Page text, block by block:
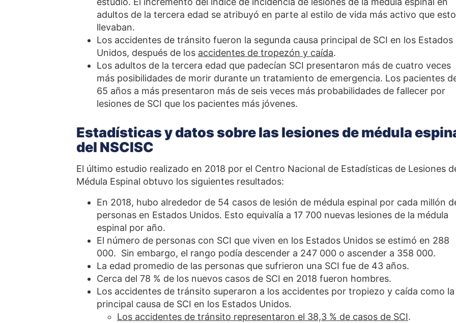
adultos de la tercera edad se atribuyó en parte al estilo de vida más activo que
llevaban.
Los accidentes de tránsito fueron la segunda causa principal de SCI en los Estados
Unidos, después de los accidentes de tropezón y caída.
Los adultos de la tercera edad que padecían SCI presentaron más de cuatro veces
más posibilidades de morir durante un tratamiento de emergencia. Los pacientes
65 años a más presentaron más de seis veces más probabilidades de fallecer por
lesiones de SCI que los pacientes más jóvenes.
Estadísticas y datos sobre las lesiones de médula
del NSCISC
El último estudio realizado en 2018 por el Centro Nacional de Estadísticas de Lesiones
Médula Espinal obtuvo los siguientes resultados:
En 2018, hubo alrededor de 54 casos de lesión de médula espinal por cada millón
personas en Estados Unidos. Esto equivalía a 17 700 nuevas lesiones de la médula
espinal por año.
El número de personas con SCI que viven en los Estados Unidos se estimó en 288
000. Sin embargo, el rango podía descender a 247 000 o ascender a 358 000.
La edad promedio de las personas que sufrieron una SCI fue de 43 años.
Cerca del 78 % de los nuevos casos de SCI en 2018 fueron hombres.
Los accidentes de tránsito superaron a los accidentes por tropiezo y caída como la
principal causa de SCI en los Estados Unidos.
Los accidentes de tránsito representaron el 38,3 % de casos de SCI.